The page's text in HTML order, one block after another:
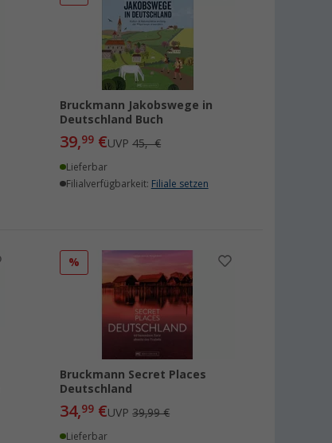
Bruckmann Jakobswege in
Deutschland Buch
39,99 €UVP45,- €
Lieferbar
Filialverfügbarkeit: Filiale setzen
%
Bruckmann Secret Places
Deutschland
34,99 €UVP39,99 €
Lieferbar